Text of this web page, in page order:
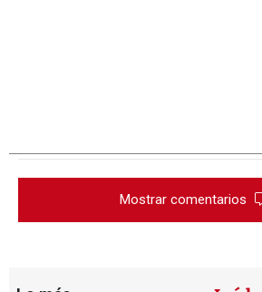
Mostrar comentarios